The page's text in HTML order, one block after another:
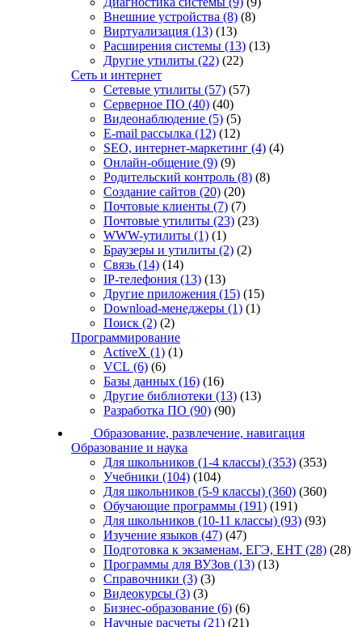
Внешние устройства (8) (8)
Виртуализация (13) (13)
Расширения системы (13) (13)
Другие утилиты (22) (22)
Сеть и интернет
Сетевые утилиты (57) (57)
Серверное ПО (40) (40)
Видеонаблюдение (5) (5)
E-mail рассылка (12) (12)
SEO, интернет-маркетинг (4) (4)
Онлайн-общение (9) (9)
Родительский контроль (8) (8)
Создание сайтов (20) (20)
Почтовые клиенты (7) (7)
Почтовые утилиты (23) (23)
WWW-утилиты (1) (1)
Браузеры и утилиты (2) (2)
Связь (14) (14)
IP-телефония (13) (13)
Другие приложения (15) (15)
Download-менеджеры (1) (1)
Поиск (2) (2)
Программирование
ActiveX (1) (1)
VCL (6) (6)
Базы данных (16) (16)
Другие библиотеки (13) (13)
Разработка ПО (90) (90)
Образование, развлечение, навигация
Образование и наука
Для школьников (1-4 классы) (353) (353)
Учебники (104) (104)
Для школьников (5-9 классы) (360) (360)
Обучающие программы (191) (191)
Для школьников (10-11 классы) (93) (93)
Изучение языков (47) (47)
Подготовка к экзаменам, ЕГЭ, ЕНТ (28) (28)
Программы для ВУЗов (13) (13)
Справочники (3) (3)
Видеокурсы (3) (3)
Бизнес-образование (6) (6)
Научные расчеты (21) (21)